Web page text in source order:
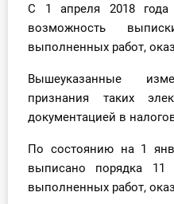
Учет по отраслям
Юридический
О Системе
Обучение
С 1 апреля 2018
возможность
выполненных работ,
Вышеуказанные
признания таких
документацией в
По состоянию на 1
выписано порядка 11
выполненных работ,